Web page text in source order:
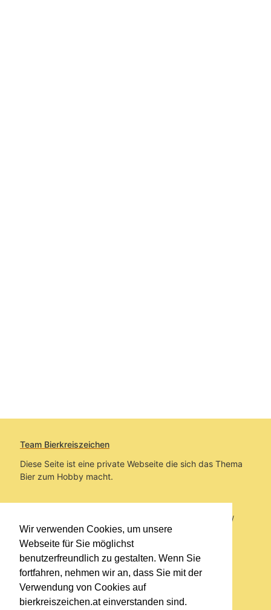
Wir verwenden Cookies, um unsere
Webseite für Sie möglichst
benutzerfreundlich zu gestalten. Wenn Sie
fortfahren, nehmen wir an, dass Sie mit der
Verwendung von Cookies auf
bierkreiszeichen.at einverstanden sind.
Team Bierkreiszeichen
Diese Seite ist eine private Webseite die sich das Thema
Bier zum Hobby macht.
Sie befinden sich auf https://www.bierkreiszeichen.at/
im Pfad:Übers Bier/Bierlokale
Erstellt: 2023-08-25
Links